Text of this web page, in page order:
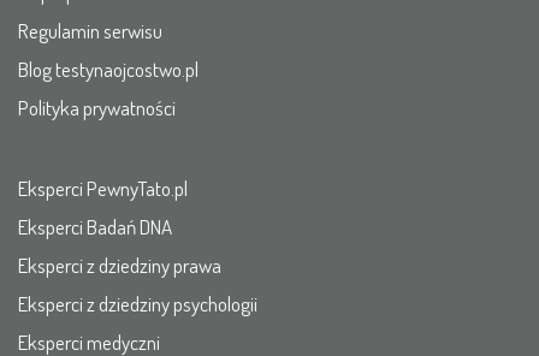
Regulamin serwisu
Blog testynaojcostwo.pl
Polityka prywatności
Eksperci PewnyTato.pl
Eksperci Badań DNA
Eksperci z dziedziny prawa
Eksperci z dziedziny psychologii
Eksperci medyczni